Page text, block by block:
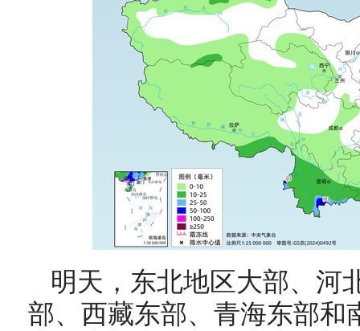
明天，东北地区大部、河
部、西藏东部、青海东部和